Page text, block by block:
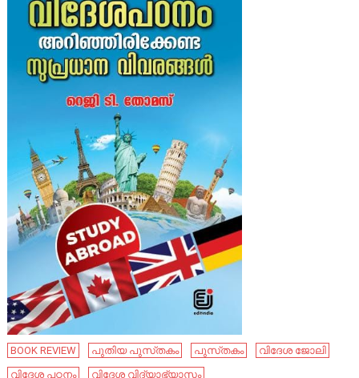
BOOK REVIEW പുതിയ പുസ്‌തകം പുസ്‌തകം
വിദേശ ജോലി
വിദേശ പഠനം
വിദേശ വിദ്യാഭ്യാസം